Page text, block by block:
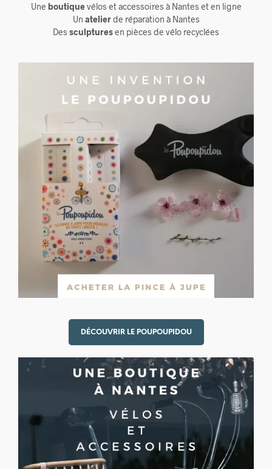
Une boutiquevélos et accessoires à Nantes et en ligne
Un atelierde réparation à Nantes
Des sculpturesen pièces de vélo recyclées
DÉCOUVRIR LE POUPOUPIDOU